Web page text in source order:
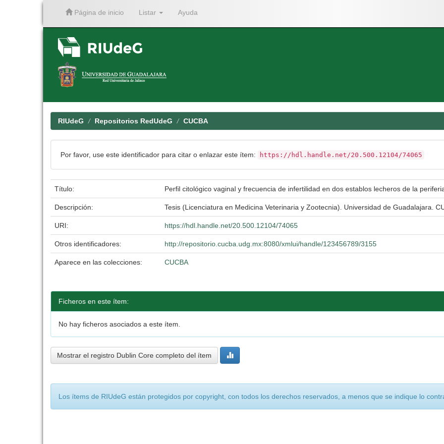
Página de inicio Listar Ayuda
RIUdeG Repositorios RedUdeG CUCBA
Por favor, use este identificador para citar o enlazar este ítem: https://hdl.handle.net/20.500.12104/74065
Título: Perfil citológico vaginal y frecuencia de infertilidad en dos establos lecheros de la
Descripción: Tesis (Licenciatura en Medicina Veterinaria y Zootecnia). Universidad de Guadalajara.
URI: https://hdl.handle.net/20.500.12104/74065
Otros identificadores: http://repositorio.cucba.udg.mx:8080/xmlui/handle/123456789/3155
Aparece en las colecciones: CUCBA
Ficheros en este ítem:
No hay ficheros asociados a este ítem.
Mostrar el registro Dublin Core completo del ítem
Los ítems de RIUdeG están protegidos por copyright, con todos los derechos reservados, a menos que se indique lo